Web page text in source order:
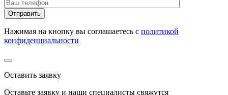
Нажимая на кнопку вы соглашаетесь с политикой
конфиденциальности
Оставить заявку
Оставьте заявку и наши специалисты свяжутся